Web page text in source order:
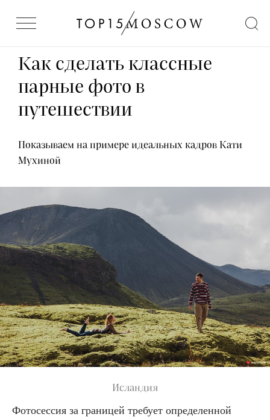
Как сделать классные
парные фото в
путешествии
Показываем на примере идеальных кадров Кати
Мухиной
Исландия
Фотосессия за границей требует определенной